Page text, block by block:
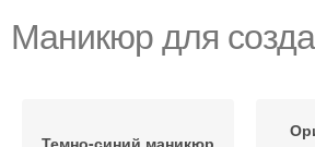
Маникюр для
Темно-синий маникюр